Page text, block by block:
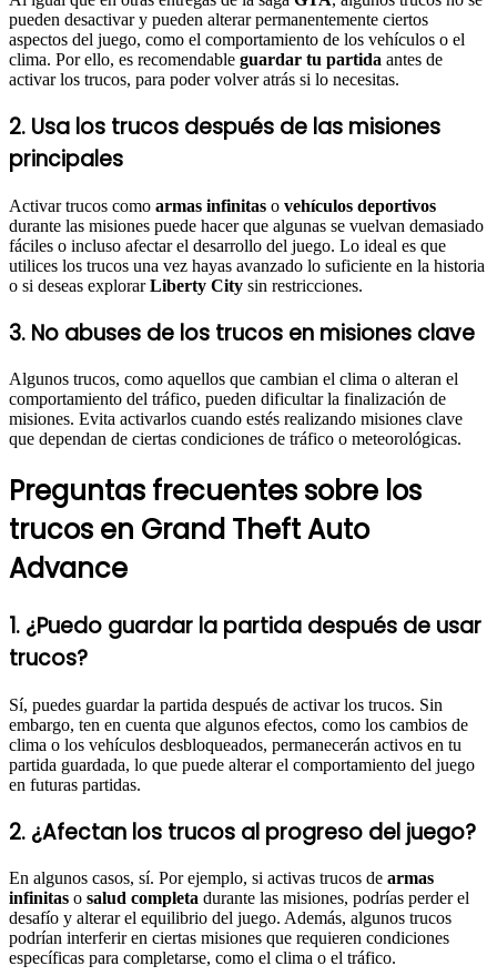
pueden desactivar y pueden alterar permanentemente ciertos
aspectos del juego, como el comportamiento de los vehículos o el
clima. Por ello, es recomendable guardar tu partida antes de
activar los trucos, para poder volver atrás si lo necesitas.
2. Usa los trucos después de las misiones
principales
Activar trucos como armas infinitas o vehículos deportivos
durante las misiones puede hacer que algunas se vuelvan demasiado
fáciles o incluso afectar el desarrollo del juego. Lo ideal es que
utilices los trucos una vez hayas avanzado lo suficiente en la historia
o si deseas explorarLiberty City sin restricciones.
3. No abuses de los trucos en misiones clave
Algunos trucos, como aquellos que cambian el clima o alteran el
comportamiento del tráfico, pueden dificultar la finalización de
misiones. Evita activarlos cuando estés realizando misiones clave
que dependan de ciertas condiciones de tráfico o meteorológicas.
Preguntas frecuentes sobre los
trucos en Grand Theft Auto
Advance
1. ¿Puedo guardar la partida después de usar
trucos?
Sí, puedes guardar la partida después de activar los trucos. Sin
embargo, ten en cuenta que algunos efectos, como los cambios de
clima o los vehículos desbloqueados, permanecerán activos en tu
partida guardada, lo que puede alterar el comportamiento del juego
en futuras partidas.
2. ¿Afectan los trucos al progreso del juego?
En algunos casos, sí. Por ejemplo, si activas trucos de armas
infinitas o salud completa durante las misiones, podrías perder el
desafío y alterar el equilibrio del juego. Además, algunos trucos
podrían interferir en ciertas misiones que requieren condiciones
específicas para completarse, como el clima o el tráfico.